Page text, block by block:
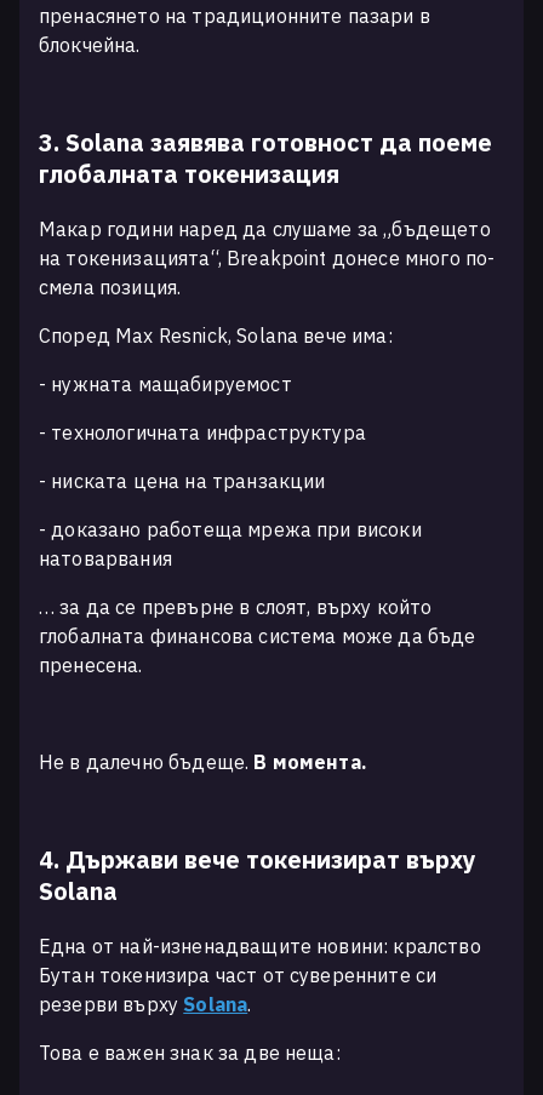
пренасянето на традиционните пазари в
блокчейна.
3. Solana заявява готовност да поеме
глобалната токенизация
Макар години наред да слушаме за „бъдещето
на токенизацията“, Breakpoint донесе много по-
смела позиция.
Според Max Resnick, Solana вече има:
- нужната мащабируемост
- технологичната инфраструктура
- ниската цена на транзакции
- доказано работеща мрежа при високи
натоварвания
… за да се превърне в слоят, върху който
глобалната финансова система може да бъде
пренесена.
Не в далечно бъдеще. В момента.
4. Държави вече токенизират върху
Solana
Една от най-изненадващите новини: кралство
Бутан токенизира част от суверенните си
резерви върху Solana.
Това е важен знак за две неща: